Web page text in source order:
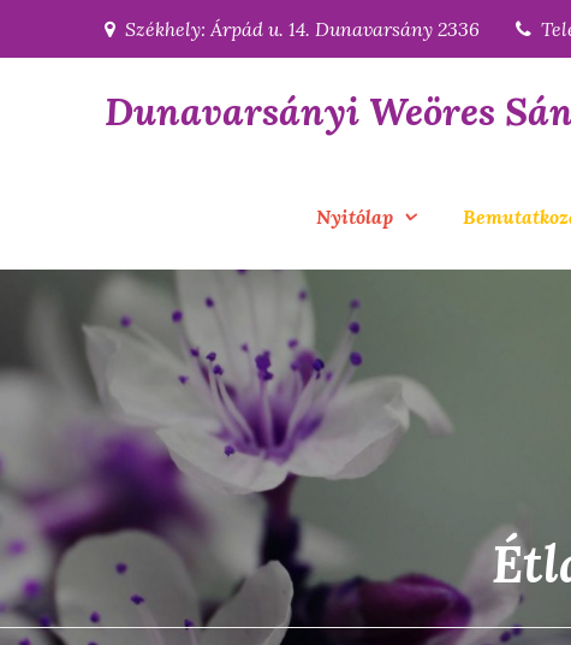
Székhely: Árpád u. 14. Dunavarsány 2336
Dunavarsányi Weöres
Nyitólap